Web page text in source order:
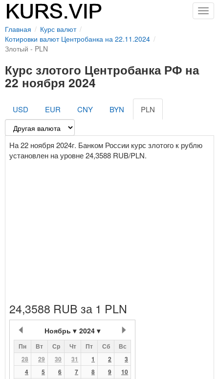
Главная
Курс валют
Котировки валют Центробанка на 22.11.2024
Злотый - PLN
Курс злотого Центробанка РФ на
22 ноября 2024
USD EUR CNY BYN PLN
На 22 ноября 2024г. Банком России курс злотого к рублю
установлен на уровне 24,3588 RUB/PLN.
24,3588 RUB за 1 PLN
Ноябрь 2024
Пн Вт Ср Чт Пт Сб
Вс
28
29 30 31 1 2
3
4
5 6 7 8 9
10